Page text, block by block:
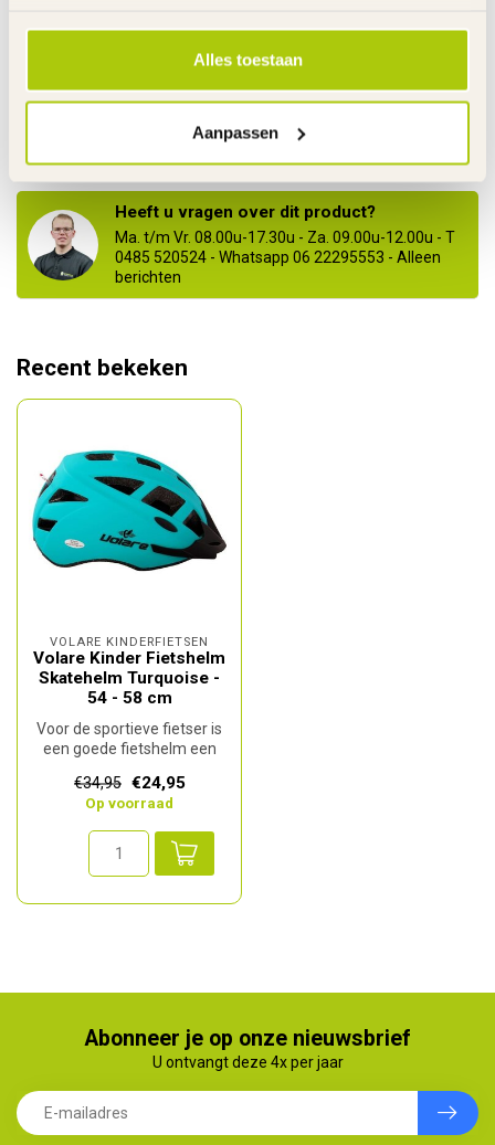
Alles toestaan
Aanpassen
VOLARE KINDERFIETSEN
Volare Kinder Fietshelm
Skatehelm Grijs S - 55 - 57 cm
€29,95
Heeft u vragen over dit product?
Ma. t/m Vr. 08.00u-17.30u - Za. 09.00u-12.00u - T
0485 520524 - Whatsapp 06 22295553 - Alleen
berichten
Recent bekeken
VOLARE KINDERFIETSEN
Volare Kinder Fietshelm
Skatehelm Turquoise -
54 - 58 cm
Voor de sportieve fietser is
een goede fietshelm een
€34,95 €24,95
Op voorraad
Abonneer je op onze nieuwsbrief
U ontvangt deze 4x per jaar